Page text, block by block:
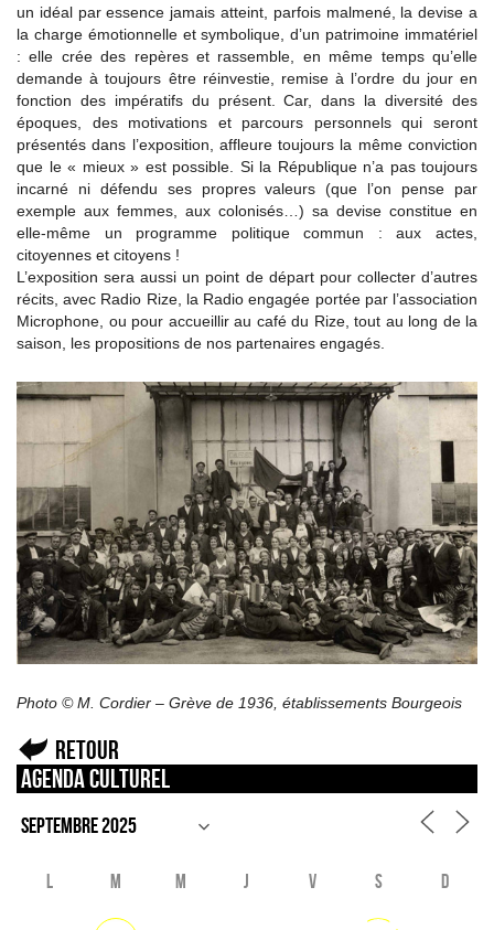
un idéal par essence jamais atteint, parfois malmené, la devise a
la charge émotionnelle et symbolique, d’un patrimoine immatériel
: elle crée des repères et rassemble, en même temps qu’elle
demande à toujours être réinvestie, remise à l’ordre du jour en
fonction des impératifs du présent. Car, dans la diversité des
époques, des motivations et parcours personnels qui seront
présentés dans l’exposition, affleure toujours la même conviction
que le « mieux » est possible. Si la République n’a pas toujours
incarné ni défendu ses propres valeurs (que l’on pense par
exemple aux femmes, aux colonisés…) sa devise constitue en
elle-même un programme politique commun : aux actes,
citoyennes et citoyens !
L’exposition sera aussi un point de départ pour collecter d’autres
récits, avec Radio Rize, la Radio engagée portée par l’association
Microphone, ou pour accueillir au café du Rize, tout au long de la
saison, les propositions de nos partenaires engagés.
Photo © M. Cordier – Grève de 1936, établissements Bourgeois
Retour
Agenda culturel
L M M J V S D